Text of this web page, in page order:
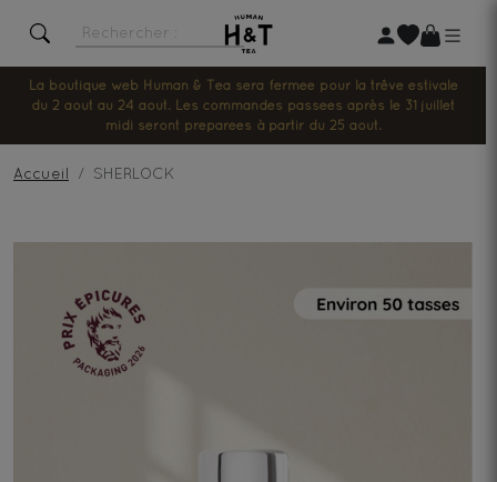
La boutique web Human & Tea sera fermée pour la trêve estivale
du 2 août au 24 août. Les commandes passées après le 31 juillet
midi seront préparées à partir du 25 août.
Accueil SHERLOCK